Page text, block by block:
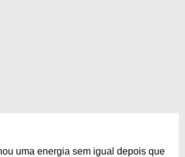
uma energia sem igual depois que